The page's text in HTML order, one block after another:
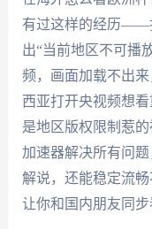
有过这样的经历——
出“当前地区不可播
频，画面加载不出
西亚打开央视频想
是地区版权限制惹
加速器解决所有问
解说，还能稳定流畅
让你和国内朋友同步